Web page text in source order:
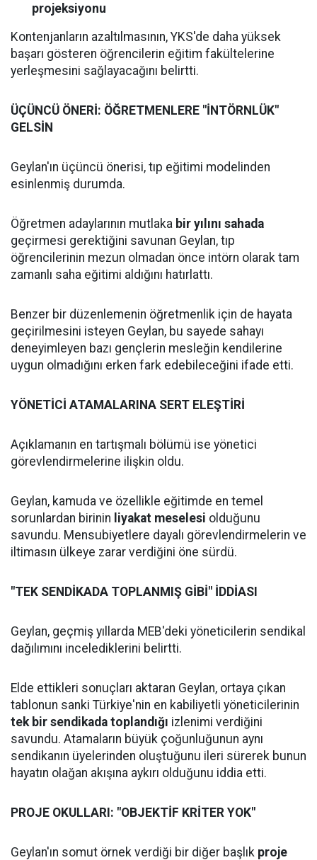
projeksiyonu
Kontenjanların azaltılmasının, YKS'de daha yüksek
başarı gösteren öğrencilerin eğitim fakültelerine
yerleşmesini sağlayacağını belirtti.
ÜÇÜNCÜ ÖNERİ: ÖĞRETMENLERE "İNTÖRNLÜK"
GELSİN
Geylan'ın üçüncü önerisi, tıp eğitimi modelinden
esinlenmiş durumda.
Öğretmen adaylarının mutlaka bir yılını sahada
geçirmesi gerektiğini savunan Geylan, tıp
öğrencilerinin mezun olmadan önce intörn olarak tam
zamanlı saha eğitimi aldığını hatırlattı.
Benzer bir düzenlemenin öğretmenlik için de hayata
geçirilmesini isteyen Geylan, bu sayede sahayı
deneyimleyen bazı gençlerin mesleğin kendilerine
uygun olmadığını erken fark edebileceğini ifade etti.
YÖNETİCİ ATAMALARINA SERT ELEŞTİRİ
Açıklamanın en tartışmalı bölümü ise yönetici
görevlendirmelerine ilişkin oldu.
Geylan, kamuda ve özellikle eğitimde en temel
sorunlardan birinin liyakat meselesi olduğunu
savundu. Mensubiyetlere dayalı görevlendirmelerin ve
iltimasın ülkeye zarar verdiğini öne sürdü.
"TEK SENDİKADA TOPLANMIŞ GİBİ" İDDİASI
Geylan, geçmiş yıllarda MEB'deki yöneticilerin sendikal
dağılımını incelediklerini belirtti.
Elde ettikleri sonuçları aktaran Geylan, ortaya çıkan
tablonun sanki Türkiye'nin en kabiliyetli yöneticilerinin
tek bir sendikada toplandığı izlenimi verdiğini
savundu. Atamaların büyük çoğunluğunun aynı
sendikanın üyelerinden oluştuğunu ileri sürerek bunun
hayatın olağan akışına aykırı olduğunu iddia etti.
PROJE OKULLARI: "OBJEKTİF KRİTER YOK"
Geylan'ın somut örnek verdiği bir diğer başlık proje